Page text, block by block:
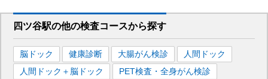
四ツ谷駅の他の検査コースから探す
脳ドック 健康診断 大腸がん検診
人間ドック
人間ドック＋脳ドック
PET検査・全身がん検診